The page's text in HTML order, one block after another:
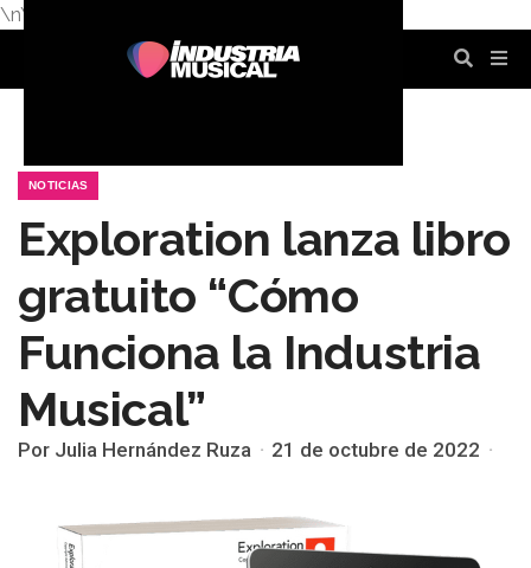
\n\n
NOTICIAS
Exploration lanza libro
gratuito “Cómo
Funciona la Industria
Musical”
Por Julia Hernández Ruza 21 de octubre de 2022